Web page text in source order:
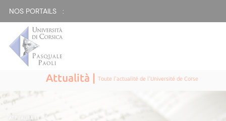
NOS PORTAILS :
Attualità |Toute l'actualité de l'Université de Corse
ATTUALITÀ|